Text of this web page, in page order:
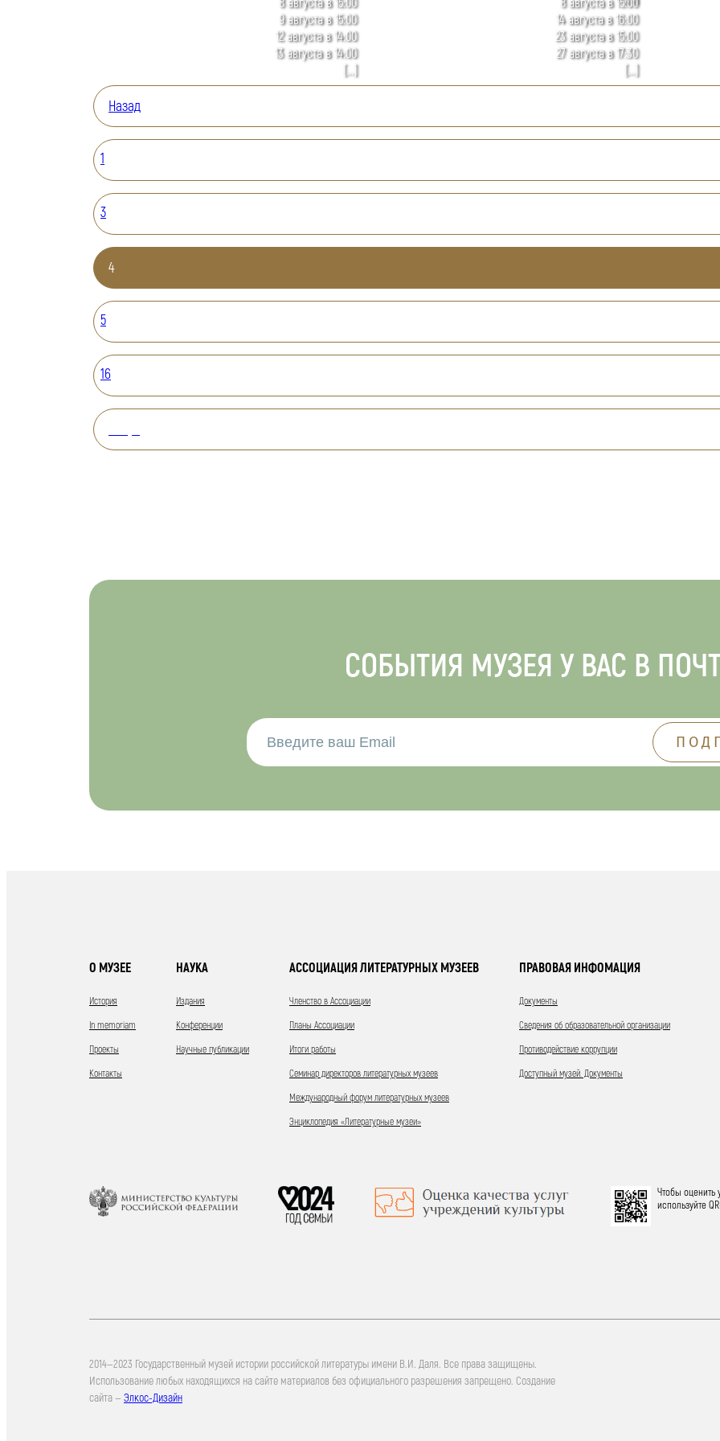
9 августа в 15:00
12 августа в 14:00
13 августа в 14:00
[...]
14 августа в 16:00
23 августа в 15:00
27 августа в 17:30
[...]
Назад
1
3
4
5
16
СОБЫТИЯ МУЗЕЯ У ВАС В
О МУЗЕЕ
История
In memoriam
Проекты
Контакты
НАУКА
Издания
Конференции
Научные публикации
АССОЦИАЦИЯ ЛИТЕРАТУРНЫХ МУЗЕЕВ
Членство в Ассоциации
Планы Ассоциации
Итоги работы
Семинар директоров литературных музеев
Международный форум литературных музеев
Энциклопедия «Литературные музеи»
ПРАВОВАЯ ИНФОМАЦИЯ
Документы
Сведения об образовательной организации
Противодействие коррупции
Доступный музей. Документы
Чтобы оценить
используйте
2014—2023 Государственный музей истории российской литературы имени В.И. Даля. Все права защищены.
Использование любых находящихся на сайте материалов без официального разрешения запрещено. Создание
сайта — Элкос-Дизайн